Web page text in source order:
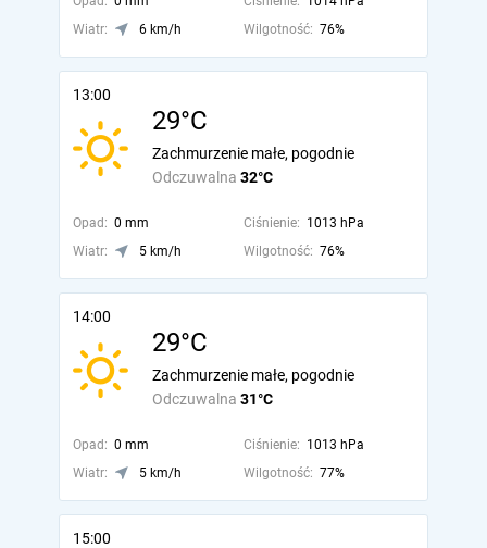
Wiatr:
6 km/h Wilgotność: 76%
13:00
29°C
Odczuwalna 32°C
Zachmurzenie małe, pogodnie
Opad: 0 mm Ciśnienie: 1013 hPa
Wiatr:
5 km/h Wilgotność: 76%
14:00
29°C
Odczuwalna 31°C
Zachmurzenie małe, pogodnie
Opad: 0 mm Ciśnienie: 1013 hPa
Wiatr:
5 km/h Wilgotność: 77%
15:00